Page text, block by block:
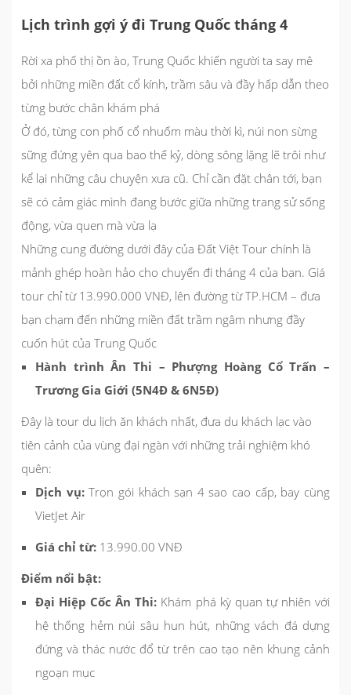
Lịch trình gợi ý đi Trung Quốc tháng 4
Rời xa phố thị ồn ào, Trung Quốc khiến người ta say mê
bởi những miền đất cổ kính, trầm sâu và đầy hấp dẫn theo
từng bước chân khám phá
Ở đó, từng con phố cổ nhuốm màu thời kì, núi non sừng
sững đứng yên qua bao thế kỷ, dòng sông lặng lẽ trôi như
kể lại những câu chuyện xưa cũ. Chỉ cần đặt chân tới, bạn
sẽ có cảm giác mình đang bước giữa những trang sử sống
động, vừa quen mà vừa lạ
Những cung đường dưới đây của Đất Việt Tour chính là
mảnh ghép hoàn hảo cho chuyến đi tháng 4 của bạn. Giá
tour chỉ từ 13.990.000 VNĐ, lên đường từ TP.HCM – đưa
bạn chạm đến những miền đất trầm ngâm nhưng đầy
cuốn hút của Trung Quốc
Hành trình Ân Thi – Phượng Hoàng Cổ Trấn –
Trương Gia Giới (5N4Đ & 6N5Đ)
Đây là tour du lịch ăn khách nhất, đưa du khách lạc vào
tiên cảnh của vùng đại ngàn với những trải nghiệm khó
quên:
Dịch vụ: Trọn gói khách sạn 4 sao cao cấp, bay cùng
VietJet Air
Giá chỉ từ: 13.990.00 VNĐ
Điểm nổi bật:
Đại Hiệp Cốc Ân Thi: Khám phá kỳ quan tự nhiên với
hệ thống hẻm núi sâu hun hút, những vách đá dựng
đứng và thác nước đổ từ trên cao tạo nên khung cảnh
ngoạn mục